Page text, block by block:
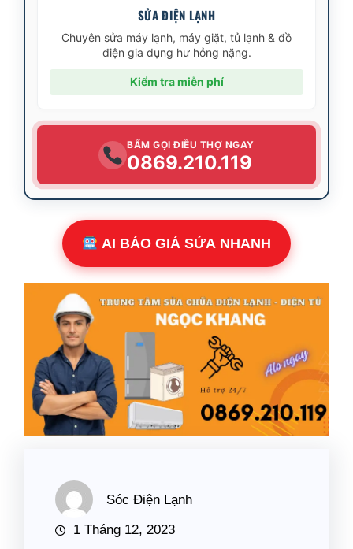
SỬA ĐIỆN LẠNH
Chuyên sửa máy lạnh, máy giặt, tủ lạnh & đồ
điện gia dụng hư hỏng nặng.
Kiểm tra miễn phí
BẤM GỌI ĐIỀU THỢ NGAY
0869.210.119
AI BÁO GIÁ SỬA NHANH
Sóc Điện Lạnh
1 Tháng 12, 2023